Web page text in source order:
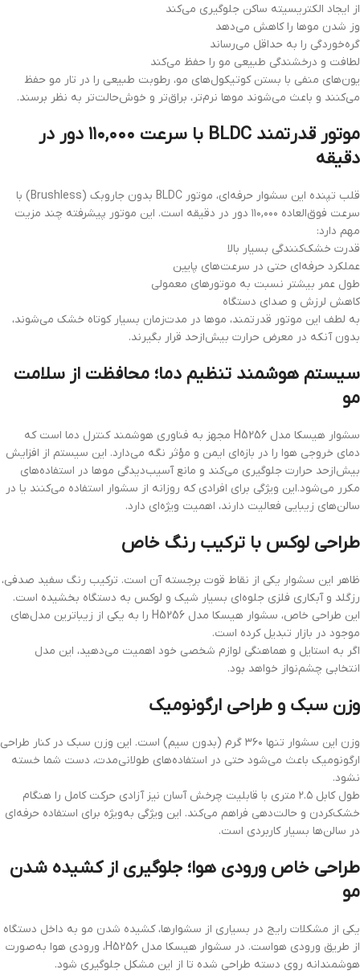
از ایجاد الکتریسیته ساکن جلوگیری می‌کند
وز شدن موها را کاهش می‌دهد
گره‌خوردگی را به حداقل می‌رساند
لطافت و درخشندگی طبیعی مو را حفظ می‌کند
یون‌های منفی با بستن کوتیکول‌های مو، رطوبت طبیعی را در تار مو حفظ
می‌کنند و باعث می‌شوند موها نرم‌تر، براق‌تر و خوش‌حالت‌تر به نظر برسند.
موتور قدرتمند BLDC با سرعت ۱۱۰,۰۰۰ دور در
دقیقه
قلب تپنده این سشوار حرفه‌ای، موتور BLDC بدون جاروبک (Brushless) با
سرعت فوق‌العاده ۱۱۰,۰۰۰ دور در دقیقه است. این موتور پیشرفته چند مزیت
مهم دارد:
قدرت خشک‌کنندگی بسیار بالا
عملکرد حرفه‌ای حتی در سرعت‌های پایین
طول عمر بیشتر نسبت به موتورهای معمولی
کاهش لرزش و صدای دستگاه
به لطف این موتور قدرتمند، موها در مدت‌زمان بسیار کوتاه خشک می‌شوند،
بدون آنکه در معرض حرارت بیش‌ازحد قرار بگیرند.
سیستم هوشمند تنظیم دما؛ محافظت از سلامت
مو
سشوار هیسکا مدل H5256 مجهز به فناوری هوشمند کنترل دما است که
دمای خروجی هوا را در بازه‌ای ایمن و مؤثر نگه می‌دارد. این سیستم از افزایش
بیش‌ازحد حرارت جلوگیری می‌کند و مانع آسیب‌دیدگی موها در استفاده‌های
مکرر می‌شود.این ویژگی برای افرادی که روزانه از سشوار استفاده می‌کنند یا در
سالن‌های زیبایی فعالیت دارند، اهمیت ویژه‌ای دارد.
طراحی لوکس با ترکیب رنگ خاص
ظاهر این سشوار یکی از نقاط قوت برجسته آن است. ترکیب رنگ سفید صدفی،
رزگلد و آبکاری فلزی جلوه‌ای بسیار شیک و لوکس به دستگاه بخشیده است.
این طراحی خاص، سشوار هیسکا مدل H5256 را به یکی از زیباترین مدل‌های
موجود در بازار تبدیل کرده است.
اگر به استایل و هماهنگی لوازم شخصی خود اهمیت می‌دهید، این مدل
انتخابی چشم‌نواز خواهد بود.
وزن سبک و طراحی ارگونومیک
وزن این سشوار تنها ۳۶۰ گرم (بدون سیم) است. این وزن سبک در کنار طراحی
ارگونومیک باعث می‌شود حتی در استفاده‌های طولانی‌مدت، دست شما خسته
نشود.
طول کابل ۲.۵ متری با قابلیت چرخش آسان نیز آزادی حرکت کامل را هنگام
خشک‌کردن و حالت‌دهی فراهم می‌کند. این ویژگی به‌ویژه برای استفاده حرفه‌ای
در سالن‌ها بسیار کاربردی است.
طراحی خاص ورودی هوا؛ جلوگیری از کشیده شدن
مو
یکی از مشکلات رایج در بسیاری از سشوارها، کشیده شدن مو به داخل دستگاه
از طریق ورودی هواست. در سشوار هیسکا مدل H5256، ورودی هوا به‌صورت
هوشمندانه روی دسته طراحی شده تا از این مشکل جلوگیری شود.